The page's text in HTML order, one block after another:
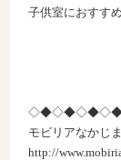
子供室におすすめ
モビリアなかじま
http://